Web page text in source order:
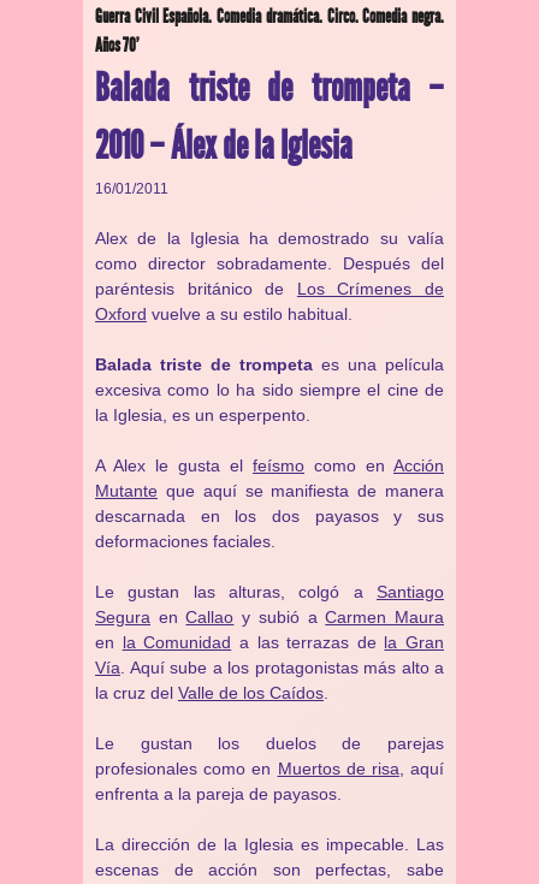
Guerra Civil Española. Comedia dramática. Circo. Comedia negra.
Años 70’
Balada triste de trompeta –
2010 – Álex de la Iglesia
16/01/2011
Alex de la Iglesia ha demostrado su valía
como director sobradamente. Después del
paréntesis británico de Los Crímenes de
Oxford vuelve a su estilo habitual.
Balada triste de trompeta es una película
excesiva como lo ha sido siempre el cine de
la Iglesia, es un esperpento.
A Alex le gusta el feísmo como en Acción
Mutante que aquí se manifiesta de manera
descarnada en los dos payasos y sus
deformaciones faciales.
Le gustan las alturas, colgó a Santiago
Segura enCallao y subió aCarmen Maura
en la Comunidad a las terrazas de la Gran
Vía . Aquí sube a los protagonistas más alto a
la cruz del Valle de los Caídos
Le gustan los duelos de parejas
profesionales como en Muertos de risa , aquí
enfrenta a la pareja de payasos.
La dirección de la Iglesia es impecable. Las
escenas de acción son perfectas, sabe